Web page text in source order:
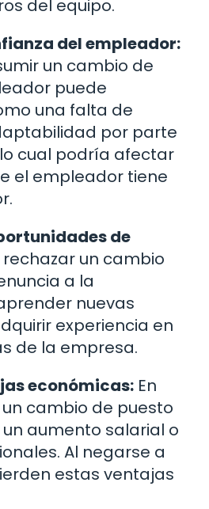
del equipo.
del empleador:
un cambio de
puede
una falta de
por parte
cual podría afectar
el empleador tiene
de
rechazar un cambio
a la
nuevas
experiencia en
de la empresa.
económicas: En
cambio de puesto
aumento salarial o
Al negarse a
estas ventajas